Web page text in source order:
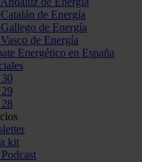
de Energía
de Energía
de Energía
Energético en España
kit